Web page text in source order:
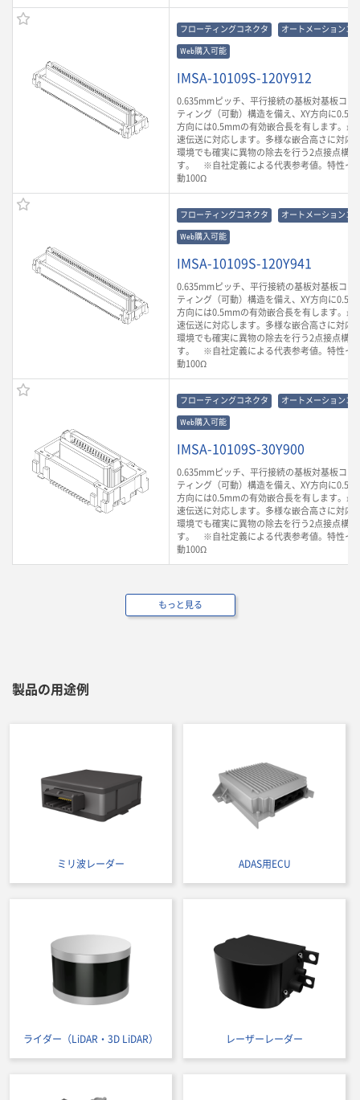
フローティングコネクタ オートメーションコ
Web購入可能
IMSA-10109S-120Y912
0.635mmピッチ、平行接続の基板対基板コネ
ティング（可動）構造を備え、XY方向に
方向には0.5mmの有効嵌合長を有します。
速伝送に対応します。多様な嵌合高さに対応
環境でも確実に異物の除去を行う2点接点構
す。 ※自社定義による代表参考値。特性イ
動100Ω
フローティングコネクタ オートメーションコ
Web購入可能
IMSA-10109S-120Y941
0.635mmピッチ、平行接続の基板対基板コネ
ティング（可動）構造を備え、XY方向に
方向には0.5mmの有効嵌合長を有します。
速伝送に対応します。多様な嵌合高さに対応
環境でも確実に異物の除去を行う2点接点構
す。 ※自社定義による代表参考値。特性イ
動100Ω
フローティングコネクタ オートメーションコ
Web購入可能
IMSA-10109S-30Y900
0.635mmピッチ、平行接続の基板対基板コネ
ティング（可動）構造を備え、XY方向に
方向には0.5mmの有効嵌合長を有します。
速伝送に対応します。多様な嵌合高さに対応
環境でも確実に異物の除去を行う2点接点構
す。 ※自社定義による代表参考値。特性イ
動100Ω
もっと見る
製品の用途例
ミリ波レーダー ADAS用ECU
ライダー（LiDAR・3D LiDAR） レーザーレーダー